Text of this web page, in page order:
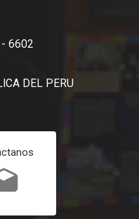
6602
DEL PERU